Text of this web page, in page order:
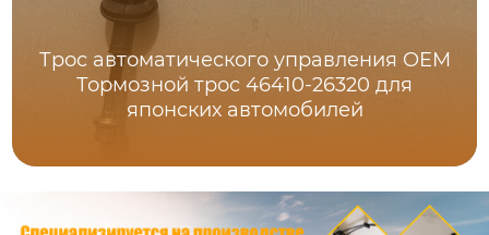
Трос автоматического управления OEM
Тормозной трос 46410-26320 для
японских автомобилей